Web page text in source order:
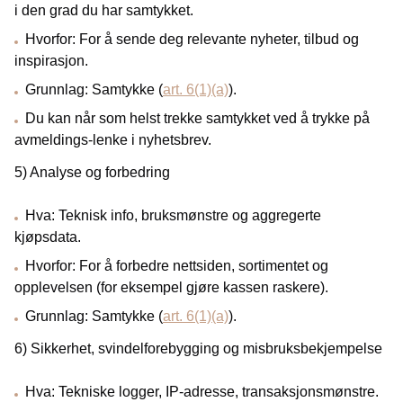
i den grad du har samtykket.
Hvorfor: For å sende deg relevante nyheter, tilbud og
inspirasjon.
Grunnlag: Samtykke (art. 6(1)(a)).
Du kan når som helst trekke samtykket ved å trykke på
avmeldings-lenke i nyhetsbrev.
5) Analyse og forbedring
Hva: Teknisk info, bruksmønstre og aggregerte
kjøpsdata.
Hvorfor: For å forbedre nettsiden, sortimentet og
opplevelsen (for eksempel gjøre kassen raskere).
Grunnlag: Samtykke (art. 6(1)(a)).
6) Sikkerhet, svindelforebygging og misbruksbekjempelse
Hva: Tekniske logger, IP‑adresse, transaksjonsmønstre.